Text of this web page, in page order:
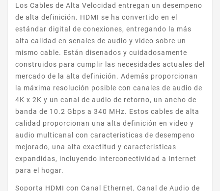
Los Cables de Alta Velocidad entregan un desempeno
de alta definición. HDMI se ha convertido en el
estándar digital de conexiones, entregando la más
alta calidad en senales de audio y video sobre un
mismo cable. Están disenados y cuidadosamente
construidos para cumplir las necesidades actuales del
mercado de la alta definición. Además proporcionan
la máxima resolución posible con canales de audio de
4K x 2K y un canal de audio de retorno, un ancho de
banda de 10.2 Gbps a 340 MHz. Estos cables de alta
calidad proporcionan una alta definición en video y
audio multicanal con caracteristicas de desempeno
mejorado, una alta exactitud y caracteristicas
expandidas, incluyendo interconectividad a Internet
para el hogar.
Soporta HDMI con Canal Ethernet, Canal de Audio de